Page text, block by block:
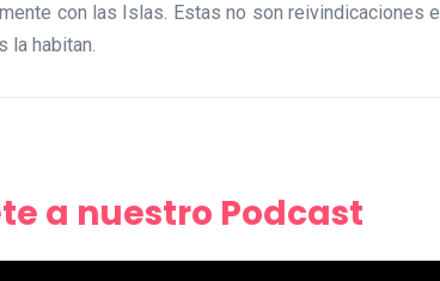
con las Islas. Estas no son reivindicaciones
la habitan.
a nuestro Podcast